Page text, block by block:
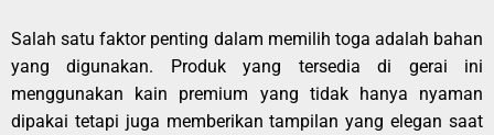
Salah satu faktor penting dalam memilih toga adalah bahan
yang digunakan. Produk yang tersedia di gerai ini
menggunakan kain premium yang tidak hanya nyaman
dipakai tetapi juga memberikan tampilan yang elegan saat